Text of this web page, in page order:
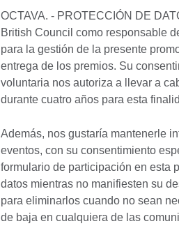
OCTAVA. - PROTECCIÓN DE
British Council como responsable
para la gestión de la presente
entrega de los premios. Su
voluntaria nos autoriza a llevar a
durante cuatro años para esta
Además, nos gustaría mantenerle
eventos, con su consentimiento
formulario de participación en esta
datos mientras no manifiesten su
para eliminarlos cuando no sean
de baja en cualquiera de las